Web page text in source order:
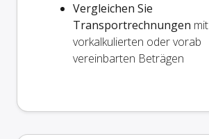
Vergleichen Sie
Transportrechnungen mit
vorkalkulierten oder vorab
vereinbarten Beträgen